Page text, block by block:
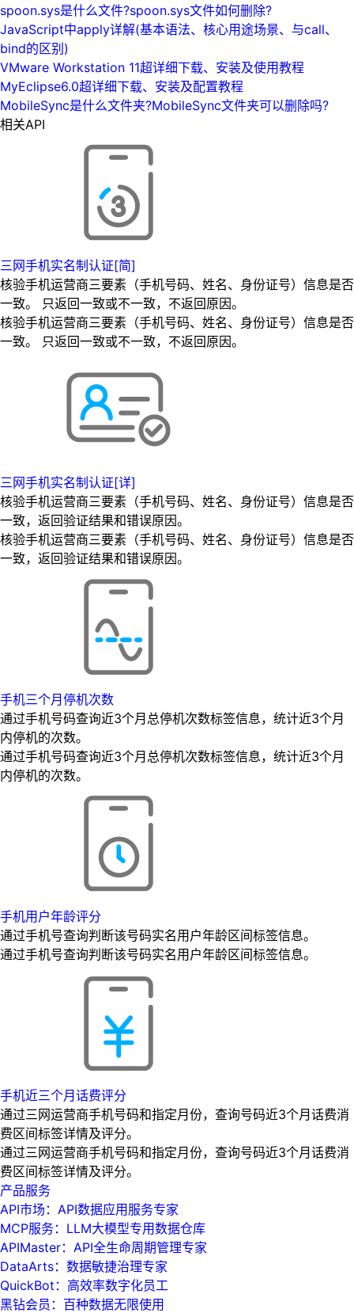
spoon.sys是什么文件?spoon.sys文件如何删除?
JavaScript中apply详解(基本语法、核心用途场景、与call、
bind的区别)
VMware Workstation 11超详细下载、安装及使用教程
MyEclipse6.0超详细下载、安装及配置教程
MobileSync是什么文件夹?MobileSync文件夹可以删除吗?
相关API
三网手机实名制认证[简]
核验手机运营商三要素（手机号码、姓名、身份证号）信息是否
一致。 只返回一致或不一致，不返回原因。
核验手机运营商三要素（手机号码、姓名、身份证号）信息是否
一致。 只返回一致或不一致，不返回原因。
三网手机实名制认证[详]
核验手机运营商三要素（手机号码、姓名、身份证号）信息是否
一致，返回验证结果和错误原因。
核验手机运营商三要素（手机号码、姓名、身份证号）信息是否
一致，返回验证结果和错误原因。
手机三个月停机次数
通过手机号码查询近3个月总停机次数标签信息，统计近3个月
内停机的次数。
通过手机号码查询近3个月总停机次数标签信息，统计近3个月
内停机的次数。
手机用户年龄评分
通过手机号查询判断该号码实名用户年龄区间标签信息。
通过手机号查询判断该号码实名用户年龄区间标签信息。
手机近三个月话费评分
通过三网运营商手机号码和指定月份，查询号码近3个月话费消
费区间标签详情及评分。
通过三网运营商手机号码和指定月份，查询号码近3个月话费消
费区间标签详情及评分。
产品服务
API市场：API数据应用服务专家
MCP服务：LLM大模型专用数据仓库
APIMaster：API全生命周期管理专家
DataArts：数据敏捷治理专家
QuickBot：高效率数字化员工
黑钻会员：百种数据无限使用